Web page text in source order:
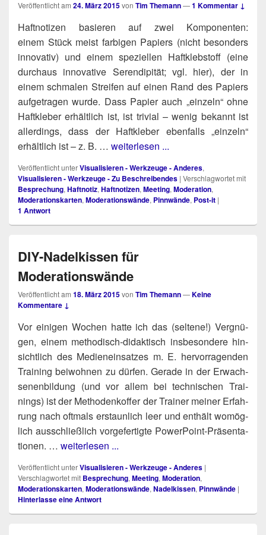
Veröffentlicht am 24. März 2015von Tim Themann—1 Kommentar ↓
Haft­no­ti­zen basie­ren auf zwei Kom­po­nen­ten:
einem Stück meist far­bi­gen Papiers (nicht beson­ders
inno­va­tiv) und einem spe­zi­el­len Haft­kleb­stoff (eine
durch­aus inno­va­ti­ve Seren­di­pi­tät; vgl. hier), der in
einem schma­len Strei­fen auf einen Rand des Papiers
auf­ge­tra­gen wur­de. Dass Papier auch „ein­zeln“ ohne
Haft­kle­ber erhält­lich ist, ist tri­vi­al – wenig bekannt ist
aller­dings, dass der Haft­kle­ber eben­falls „ein­zeln“
erhält­lich ist – z. B. … weiterlesen ...
Veröffentlicht unterVisualisieren - Werkzeuge - Anderes,
Visualisieren - Werkzeuge - Zu Beschreibendes | Verschlagwortet mit
Besprechung, Haftnotiz, Haftnotizen, Meeting, Moderation,
Moderationskarten, Moderationswände, Pinnwände, Post-it |
1 Antwort
DIY-Nadelkissen für
Moderationswände
Veröffentlicht am 18. März 2015von Tim Themann—Keine
Kommentare ↓
Vor eini­gen Wochen hat­te ich das (sel­te­ne!) Ver­gnü­
gen, einem metho­disch-didak­tisch ins­be­son­de­re hin­
sicht­lich des Medi­en­ein­sat­zes m. E. her­vor­ra­gen­den
Trai­ning bei­woh­nen zu dür­fen. Gera­de in der Erwach­
se­nen­bil­dung (und vor allem bei tech­ni­schen Trai­
nings) ist der Metho­den­kof­fer der Trai­ner mei­ner Erfah­
rung nach oft­mals erstaun­lich leer und ent­hält womög­
lich aus­schließ­lich vor­ge­fer­tig­te Power­Point-Prä­sen­ta­
tio­nen. … weiterlesen ...
Veröffentlicht unterVisualisieren - Werkzeuge - Anderes |
Verschlagwortet mit Besprechung, Meeting, Moderation,
Moderationskarten, Moderationswände, Nadelkissen, Pinnwände |
Hinterlasse eine Antwort